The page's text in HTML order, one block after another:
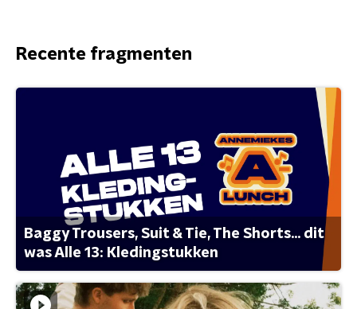
Recente fragmenten
Baggy Trousers, Suit & Tie, The Shorts... dit
was Alle 13: Kledingstukken